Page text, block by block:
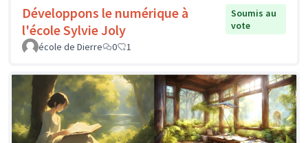
Développons le numérique à
l'école Sylvie Joly
Soumis au
vote
école de Dierre
0 1